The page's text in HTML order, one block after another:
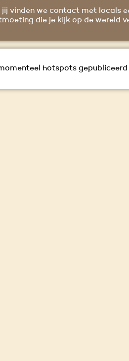
jij vinden we contact met locals
die je kijk op de wereld
hotspots gepubliceerd